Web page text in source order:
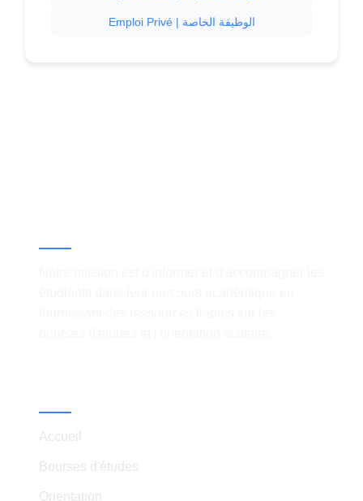
Emploi Privé | الوظيفة الخاصة
Accueil
Bourses d'études
Orientation